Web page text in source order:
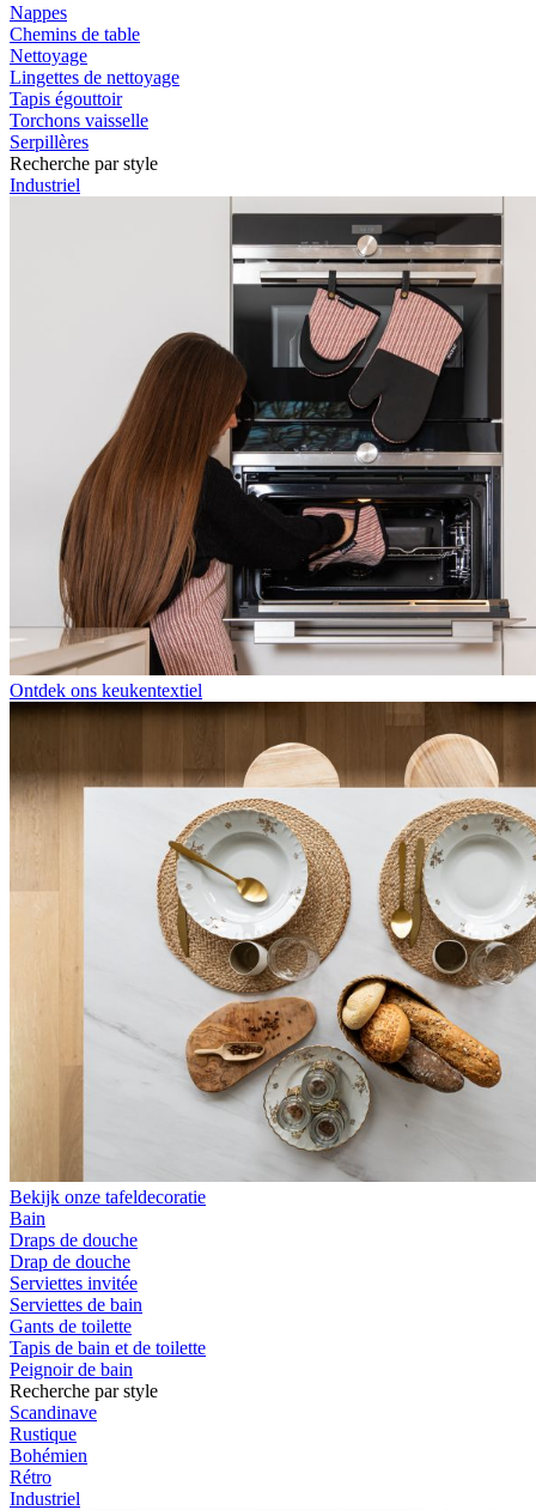
Nappes
Chemins de table
Nettoyage
Lingettes de nettoyage
Tapis égouttoir
Torchons vaisselle
Serpillères
Recherche par style
Industriel
Ontdek ons keukentextiel
Bekijk onze tafeldecoratie
Bain
Draps de douche
Drap de douche
Serviettes invitée
Serviettes de bain
Gants de toilette
Tapis de bain et de toilette
Peignoir de bain
Recherche par style
Scandinave
Rustique
Bohémien
Rétro
Industriel